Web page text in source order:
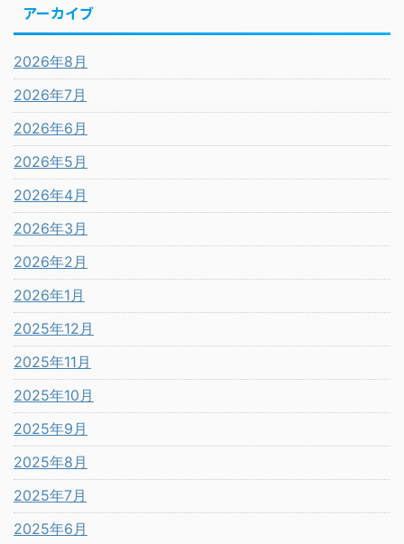
アーカイブ
2026年8月
2026年7月
2026年6月
2026年5月
2026年4月
2026年3月
2026年2月
2026年1月
2025年12月
2025年11月
2025年10月
2025年9月
2025年8月
2025年7月
2025年6月